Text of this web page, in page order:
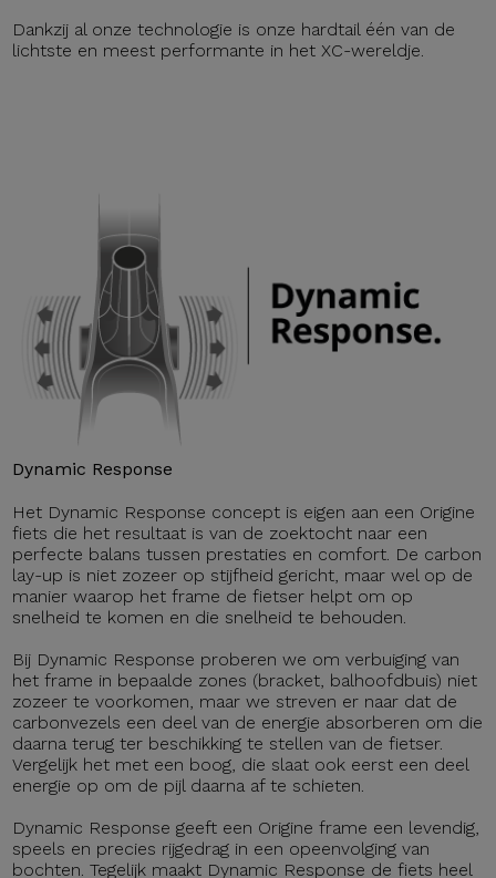
Dankzij al onze technologie is onze hardtail één van de
lichtste en meest performante in het XC-wereldje.
Dynamic Response
Het Dynamic Response concept is eigen aan een Origine
fiets die het resultaat is van de zoektocht naar een
perfecte balans tussen prestaties en comfort. De carbon
lay-up is niet zozeer op stijfheid gericht, maar wel op de
manier waarop het frame de fietser helpt om op
snelheid te komen en die snelheid te behouden.
Bij Dynamic Response proberen we om verbuiging van
het frame in bepaalde zones (bracket, balhoofdbuis) niet
zozeer te voorkomen, maar we streven er naar dat de
carbonvezels een deel van de energie absorberen om die
daarna terug ter beschikking te stellen van de fietser.
Vergelijk het met een boog, die slaat ook eerst een deel
energie op om de pijl daarna af te schieten.
Dynamic Response geeft een Origine frame een levendig,
speels en precies rijgedrag in een opeenvolging van
bochten. Tegelijk maakt Dynamic Response de fiets heel